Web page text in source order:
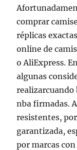
comprar
réplicas
online de
o AliExpress.
algunas
realizarcuando
nba firmadas.
resistentes,
garantizada,
por marcas